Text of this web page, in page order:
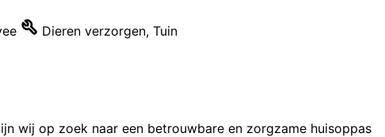
Dieren verzorgen, Tuin
wij op zoek naar een betrouwbare en zorgzame huisoppas